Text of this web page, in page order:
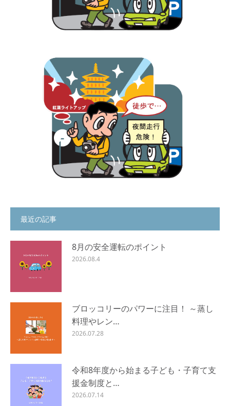
最近の記事
8月の安全運転のポイント
2026.08.4
ブロッコリーのパワーに注目！ ～蒸し
料理やレン…
2026.07.28
令和8年度から始まる子ども・子育て支
援金制度と…
2026.07.14